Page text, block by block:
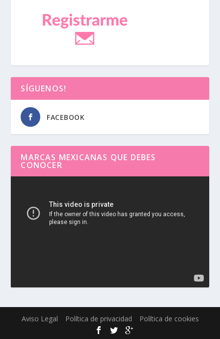
SÍGUENOS!
FACEBOOK
MARCAS MEXICANAS QUE DEBES
CONOCER
Aviso Legal Política de privacidad Política de cookies